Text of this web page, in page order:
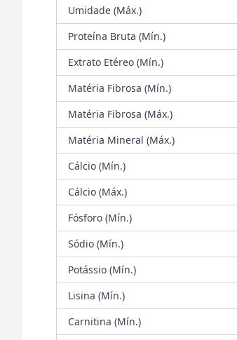
Umidade (Máx.)
Proteína Bruta (Mín.)
Extrato Etéreo (Mín.)
Matéria Fibrosa (Mín.)
Matéria Fibrosa (Máx.)
Matéria Mineral (Máx.)
Cálcio (Mín.)
Cálcio (Máx.)
Fósforo (Mín.)
Sódio (Mín.)
Potássio (Mín.)
Lisina (Mín.)
Carnitina (Mín.)